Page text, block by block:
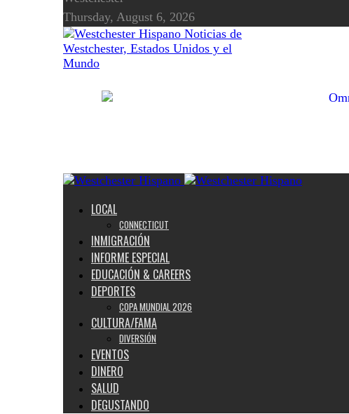
Thursday, August 6, 2026
Noticias de
Westchester, Estados Unidos y el
Mundo
LOCAL
CONNECTICUT
INMIGRACIÓN
INFORME ESPECIAL
EDUCACIÓN & CAREERS
DEPORTES
COPA MUNDIAL 2026
CULTURA/FAMA
DIVERSIÓN
EVENTOS
DINERO
SALUD
DEGUSTANDO